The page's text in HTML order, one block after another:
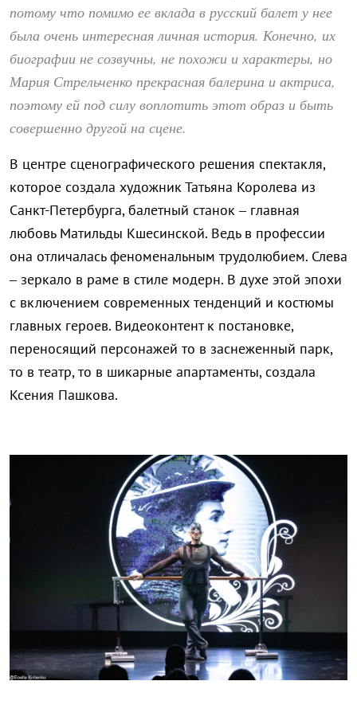
потому что помимо ее вклада в русский балет у нее
была очень интересная личная история. Конечно, их
биографии не созвучны, не похожи и характеры, но
Мария Стрельченко прекрасная балерина и актриса,
поэтому ей под силу воплотить этот образ и быть
совершенно другой на сцене.
В центре сценографического решения спектакля,
которое создала художник Татьяна Королева из
Санкт-Петербурга, балетный станок – главная
любовь Матильды Кшесинской. Ведь в профессии
она отличалась феноменальным трудолюбием. Слева
– зеркало в раме в стиле модерн. В духе этой эпохи
с включением современных тенденций и костюмы
главных героев. Видеоконтент к постановке,
переносящий персонажей то в заснеженный парк,
то в театр, то в шикарные апартаменты, создала
Ксения Пашкова.